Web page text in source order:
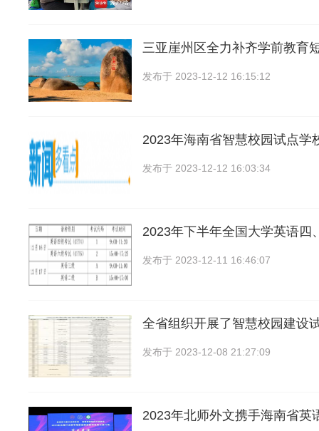
三亚崖州区全力补齐学前教育
发布于 2023-12-12 16:15:12
2023年海南省智慧校园试点学
发布于 2023-12-12 16:03:34
2023年下半年全国大学英语四
发布于 2023-12-11 16:46:07
全省组织开展了智慧校园建设
发布于 2023-12-08 21:27:09
2023年北师外文携手海南省英